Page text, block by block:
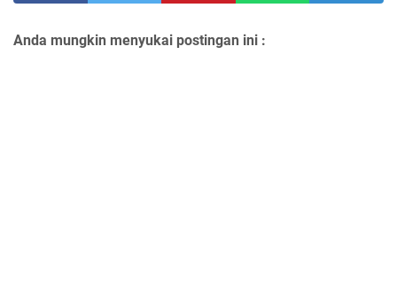
Anda mungkin menyukai postingan ini :